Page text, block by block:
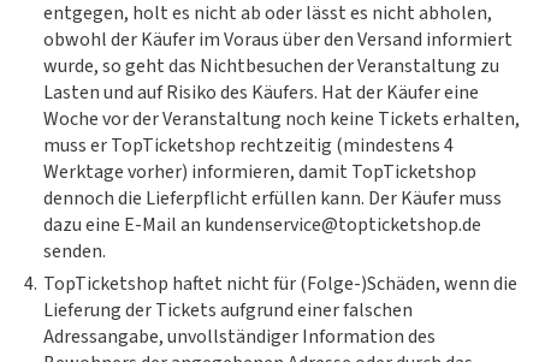
entgegen, holt es nicht ab oder lässt es nicht abholen,
obwohl der Käufer im Voraus über den Versand informiert
wurde, so geht das Nichtbesuchen der Veranstaltung zu
Lasten und auf Risiko des Käufers. Hat der Käufer eine
Woche vor der Veranstaltung noch keine Tickets erhalten,
muss er TopTicketshop rechtzeitig (mindestens 4
Werktage vorher) informieren, damit TopTicketshop
dennoch die Lieferpflicht erfüllen kann. Der Käufer muss
dazu eine E-Mail an kundenservice@topticketshop.de
senden.
4. TopTicketshop haftet nicht für (Folge-)Schäden, wenn die
Lieferung der Tickets aufgrund einer falschen
Adressangabe, unvollständiger Information des